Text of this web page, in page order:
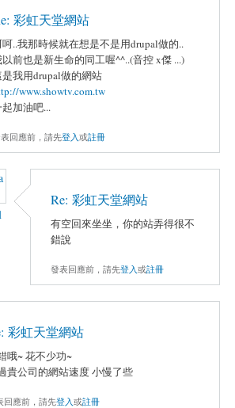
彩虹天堂網站
..我那時候就在想是不是用drupal做的..
前也是新生命的同工喔^^..(音控 x傑 ...)
我用drupal做的網站
www.showtv.com.tw
加油吧...
回應前，請先登入或註冊
Re: 彩虹天堂網站
有空回來坐坐，你的站弄得很不
錯說
發表回應前，請先登入或註冊
彩虹天堂網站
哦~ 花不少功~
貴公司的網站速度 小慢了些
回應前，請先登入或註冊